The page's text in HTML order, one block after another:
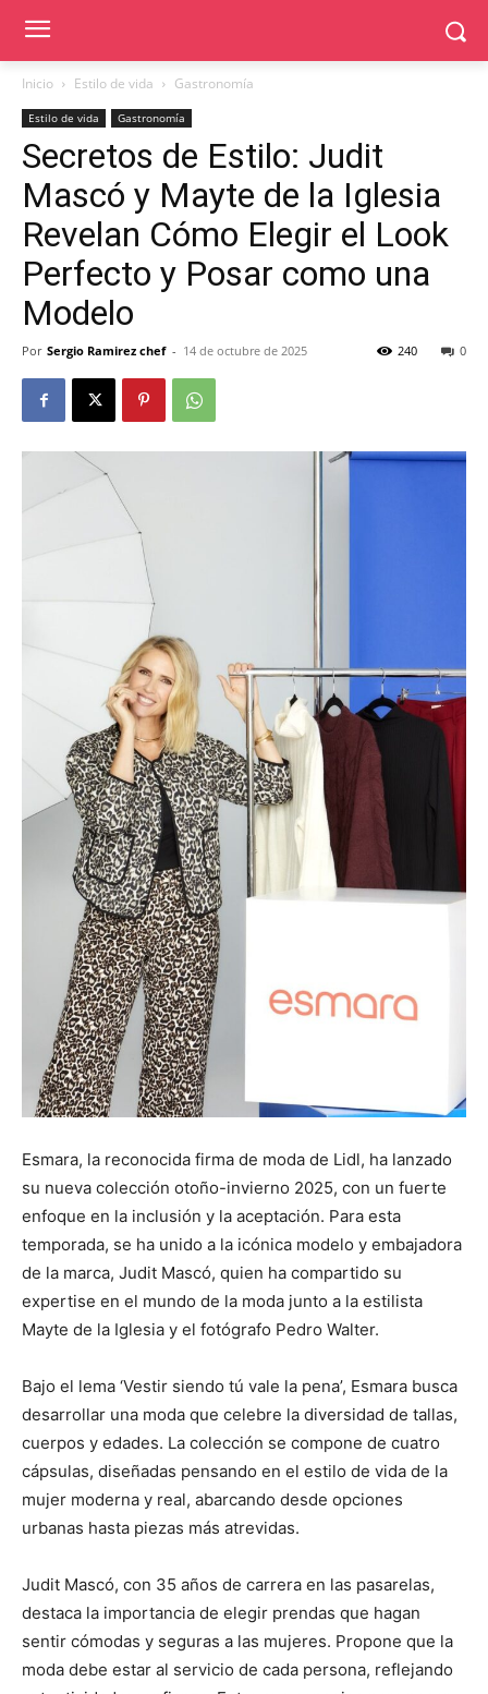
Inicio Estilo de vida Gastronomía
Estilo de vida Gastronomía
Secretos de Estilo: Judit
Mascó y Mayte de la Iglesia
Revelan Cómo Elegir el Look
Perfecto y Posar como una
Modelo
Por Sergio Ramirez chef - 14 de octubre de 2025 0
240
Esmara, la reconocida firma de moda de Lidl, ha lanzado
su nueva colección otoño-invierno 2025, con un fuerte
enfoque en la inclusión y la aceptación. Para esta
temporada, se ha unido a la icónica modelo y embajadora
de la marca, Judit Mascó, quien ha compartido su
expertise en el mundo de la moda junto a la estilista
Mayte de la Iglesia y el fotógrafo Pedro Walter.
Bajo el lema ‘Vestir siendo tú vale la pena’, Esmara busca
desarrollar una moda que celebre la diversidad de tallas,
cuerpos y edades. La colección se compone de cuatro
cápsulas, diseñadas pensando en el estilo de vida de la
mujer moderna y real, abarcando desde opciones
urbanas hasta piezas más atrevidas.
Judit Mascó, con 35 años de carrera en las pasarelas,
destaca la importancia de elegir prendas que hagan
sentir cómodas y seguras a las mujeres. Propone que la
moda debe estar al servicio de cada persona, reflejando